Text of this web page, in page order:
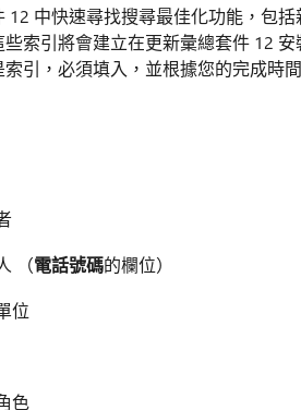
12 中快速尋找搜尋最佳化功能，包
索引將會建立在更新彙總套件 12
索引，必須填入，並根據您的完成時
（電話號碼的欄位）
位
色